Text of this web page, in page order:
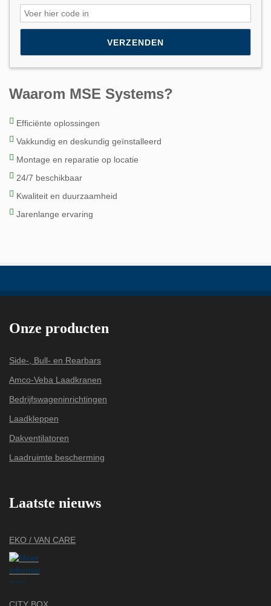
Waarom MSE Systems?
Efficiënte oplossingen
Vakkundig en deskundig geïnstalleerd
Montage en reparatie op locatie
24/7 beschikbaar
Kwaliteit en duurzaamheid
Jarenlange ervaring
Onze producten
Side-, Bull- en Rearbars
Amco-Veba Laadkranen
Bedrijfswageninrichtingen
Laadkleppen
Dakventilatoren
Laadruimte bescherming
Laatste nieuws
EKO / VAN CARE